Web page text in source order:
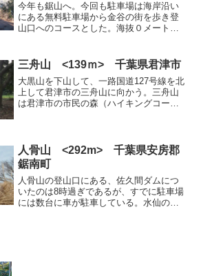
今年も鋸山へ。今回も駐車場は海岸沿い
にある無料駐車場から金谷の街を歩き登
山口へのコースとした。海抜０メートル
岸沿いの駐車場から金谷駅までは約10
分、駅から車力道の登山口...
三舟山 <139ｍ> 千葉県君津市
大黒山を下山して、一路国道127号線を北
上して君津市の三舟山に向かう。三舟山
は君津市の市民の森（ハイキングコー
人がいた。127号線か...
人骨山 <292m> 千葉県安房郡
鋸南町
人骨山の登山口にある、佐久間ダムにつ
いたのは8時過ぎであるが、すでに駐車場
には数台に車が駐車している。水仙の季